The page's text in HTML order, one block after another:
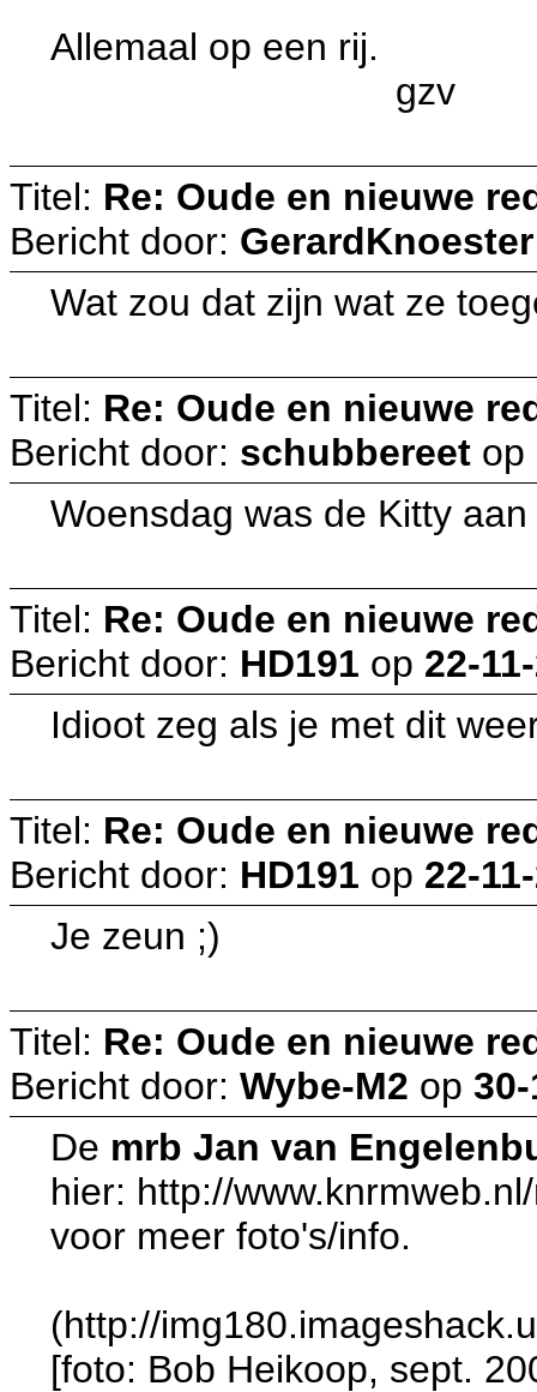
Allemaal op een rij.
gzv
Titel: Re: Oude en nieuwe
Bericht door: GerardKnoester
Wat zou dat zijn wat ze
Titel: Re: Oude en nieuwe
Bericht door: schubbereet op
Woensdag was de Kitty
Titel: Re: Oude en nieuwe
Bericht door: HD191 op 22-
Idioot zeg als je met dit
Titel: Re: Oude en nieuwe
Bericht door: HD191 op 22-
Je zeun ;)
Titel: Re: Oude en nieuwe
Bericht door: Wybe-M2 op
De mrb Jan van
hier: http://
voor meer foto's/info.
(http://
[foto: Bob Heikoop, sept.